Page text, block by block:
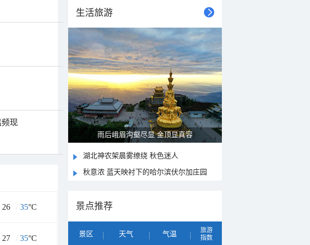
现
26 / 35°C
27 / 35°C
生活旅游
雨后峨眉沟壑尽显 金顶显真容
湖北神农架晨雾缭绕 秋色迷人
秋意浓 蓝天映衬下的哈尔滨伏尔加庄园
景点推荐
景区 天气 气温
旅游
指数